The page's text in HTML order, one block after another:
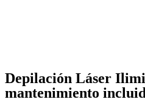
Depilación Láser
mantenimiento